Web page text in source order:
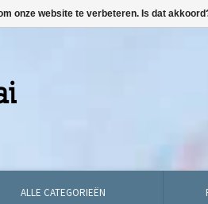
ALLE CATEGORIEËN
onze website te verbeteren. Is dat